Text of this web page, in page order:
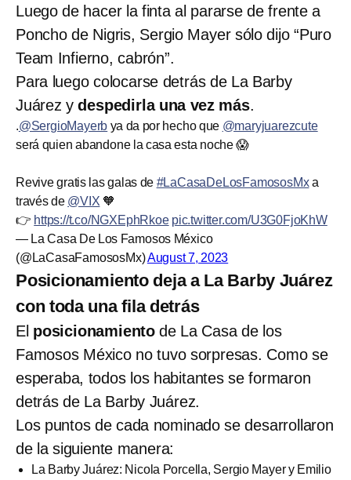
Luego de hacer la finta al pararse de frente a
Poncho de Nigris, Sergio Mayer sólo dijo “Puro
Team Infierno, cabrón”.
Para luego colocarse detrás de La Barby
Juárez ydespedirla una vez más.
.@SergioMayerb ya da por hecho que @maryjuarezcute
será quien abandone la casa esta noche 😱
Revive gratis las galas de #LaCasaDeLosFamososMxa
través de @VIX 🧡
👉 https://t.co/NGXEphRkoe pic.twitter.com/U3G0FjoKhW
— La Casa De Los Famosos México
(@LaCasaFamososMx)August 7, 2023
Posicionamiento deja a La Barby Juárez
con toda una fila detrás
El posicionamiento de La Casa de los
Famosos México no tuvo sorpresas. Como se
esperaba, todos los habitantes se formaron
detrás de La Barby Juárez.
Los puntos de cada nominado se desarrollaron
de la siguiente manera:
La Barby Juárez: Nicola Porcella, Sergio Mayer y Emilio